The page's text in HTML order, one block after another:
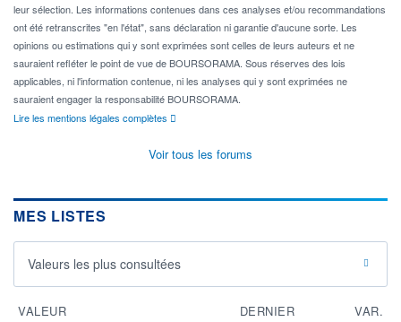
leur sélection. Les informations contenues dans ces analyses et/ou recommandations
ont été retranscrites "en l'état", sans déclaration ni garantie d'aucune sorte. Les
opinions ou estimations qui y sont exprimées sont celles de leurs auteurs et ne
sauraient refléter le point de vue de BOURSORAMA. Sous réserves des lois
applicables, ni l'information contenue, ni les analyses qui y sont exprimées ne
sauraient engager la responsabilité BOURSORAMA.
Lire les mentions légales complètes
Voir tous les forums
MES LISTES
Valeurs les plus consultées
VALEUR DERNIER VAR.